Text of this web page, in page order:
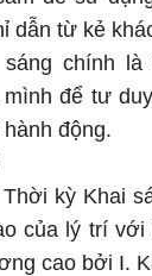
dẫn từ kẻ
sáng chính
để tư
động.
kỳ Khai
của lý trí với
cao bởi I.